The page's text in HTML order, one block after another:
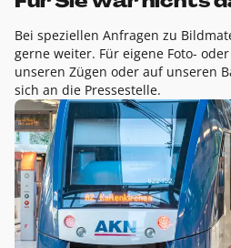
Bei speziellen Anfragen zu
gerne weiter. Für eigene Foto-
unseren Zügen oder auf unseren
sich an die Pressestelle.